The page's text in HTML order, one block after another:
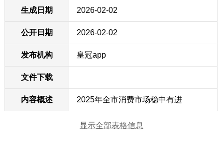
生成日期 2026-02-02
公开日期 2026-02-02
发布机构 皇冠app
文件下载
内容概述 2025年全市消费市场稳中有进
显示全部表格信息